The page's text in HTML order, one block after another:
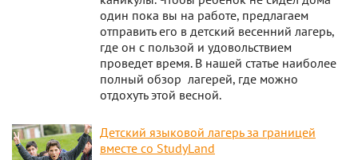
один пока вы на работе, предлагаем
отправить его в детский весенний лагерь,
где он с пользой и удовольствием
проведет время. В нашей статье наиболее
полный обзор лагерей, где можно
отдохуть этой весной.
Детский языковой лагерь за границей
вместе со StudyLand